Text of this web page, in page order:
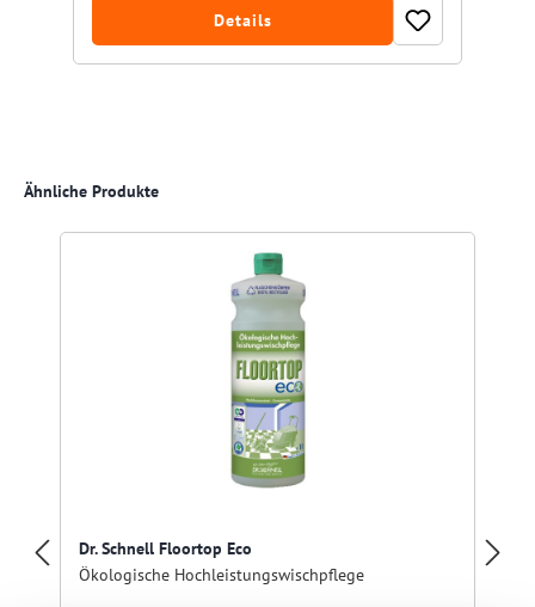
Details
Produktgalerie überspringen
Ähnliche Produkte
Dr. Schnell Floortop Eco
Ökologische Hochleistungswischpflege